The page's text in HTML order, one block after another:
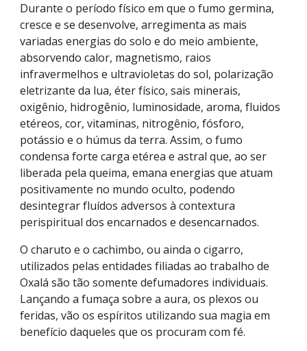
Durante o período físico em que o fumo germina,
cresce e se desenvolve, arregimenta as mais
variadas energias do solo e do meio ambiente,
absorvendo calor, magnetismo, raios
infravermelhos e ultravioletas do sol, polarização
eletrizante da lua, éter físico, sais minerais,
oxigênio, hidrogênio, luminosidade, aroma, fluidos
etéreos, cor, vitaminas, nitrogênio, fósforo,
potássio e o húmus da terra. Assim, o fumo
condensa forte carga etérea e astral que, ao ser
liberada pela queima, emana energias que atuam
positivamente no mundo oculto, podendo
desintegrar fluídos adversos à contextura
perispiritual dos encarnados e desencarnados.
O charuto e o cachimbo, ou ainda o cigarro,
utilizados pelas entidades filiadas ao trabalho de
Oxalá são tão somente defumadores individuais.
Lançando a fumaça sobre a aura, os plexos ou
feridas, vão os espíritos utilizando sua magia em
benefício daqueles que os procuram com fé.